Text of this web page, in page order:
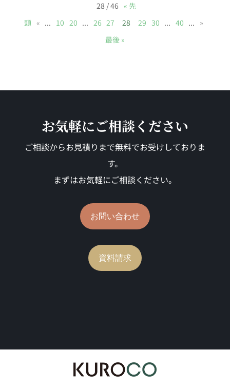
28 / 46 « 先
頭 « ... 10 20 ... 26 27 28 29 30 ... 40 ... »
最後 »
お気軽にご相談ください
ご相談からお見積りまで無料でお受けしておりま
す。
まずはお気軽にご相談ください。
お問い合わせ
資料請求